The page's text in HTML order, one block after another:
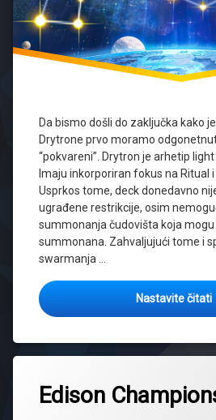
Da bismo došli do zaključka kako
Drytrone prvo moramo
“pokvareni”. Drytron je arhetip
Imaju inkorporiran fokus na Ritual i
Usprkos tome, deck donedavno
ugrađene restrikcije, osim
summonanja čudovišta koja mogu
summonana. Zahvaljujući tome i
swarmanja …
Nastavite čitati
Edison
2024